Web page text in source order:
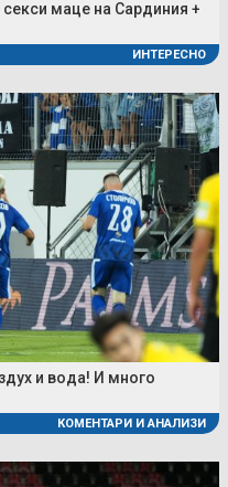
маце на Сардиния +
ИНТЕРЕСНО
и вода! И много
КОМЕНТАРИ И АНАЛИЗИ